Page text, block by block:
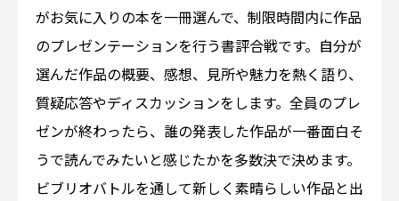
がお気に入りの本を一冊選んで、制限時間内に作品
のプレゼンテーションを行う書評合戦です。自分が
選んだ作品の概要、感想、見所や魅力を熱く語り、
質疑応答やディスカッションをします。全員のプレ
ゼンが終わったら、誰の発表した作品が一番面白そ
うで読んでみたいと感じたかを多数決で決めます。
ビブリオバトルを通して新しく素晴らしい作品と出